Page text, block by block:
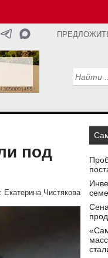
под
Екатерина Чистякова